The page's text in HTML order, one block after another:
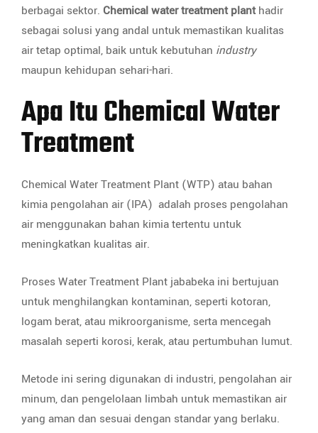
berbagai sektor. Chemical water treatment planthadir
sebagai solusi yang andal untuk memastikan kualitas
air tetap optimal, baik untuk kebutuhan industry
maupun kehidupan sehari-hari.
Apa Itu Chemical Water
Treatment
Chemical Water Treatment Plant (WTP) atau bahan
kimia pengolahan air (IPA) adalah proses pengolahan
air menggunakan bahan kimia tertentu untuk
meningkatkan kualitas air.
Proses Water Treatment Plant jababeka ini bertujuan
untuk menghilangkan kontaminan, seperti kotoran,
logam berat, atau mikroorganisme, serta mencegah
masalah seperti korosi, kerak, atau pertumbuhan lumut.
Metode ini sering digunakan di industri, pengolahan air
minum, dan pengelolaan limbah untuk memastikan air
yang aman dan sesuai dengan standar yang berlaku.